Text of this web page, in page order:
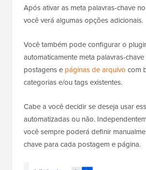
Após ativar as meta palavras-chave
você verá algumas opções adicionais.
Você também pode configurar o
automaticamente meta palavras-
postagens e páginas de arquivo com
categorias e/ou tags existentes.
Cabe a você decidir se deseja usar
automatizadas ou não.
você sempre poderá definir
chave para cada postagem e página.